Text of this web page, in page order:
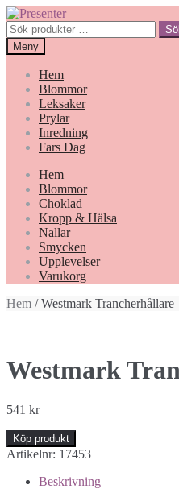
Hoppa
till
navigering
Gå
till
innehåll
Sök
efter:
Meny
Hem
Blommor
Leksaker
Prylar
Inredning
Fars Dag
Hem
Blommor
Choklad
Kropp & Hälsa
Nallar
Smycken
Upplevelser
Varukorg
Hem / Westmark Trancherhållare
Westmark
541 kr
Köp produkt
Artikelnr: 17453
Beskrivning